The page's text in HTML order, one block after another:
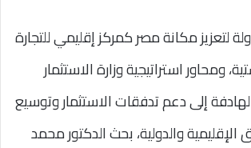
لتعزيز مكانة مصر كمركز إقليمي للتجارة
ومحاور استراتيجية وزارة الاستثمار
الهادفة إلى دعم تدفقات الاستثمار وتوسيع
الإقليمية والدولية، بحث الدكتور محمد